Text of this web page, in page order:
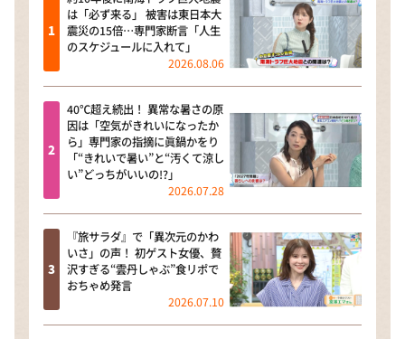
ザキ山小屋本館
ぺこぱのまるスポ
は「必ず来る」 被害は東日本大
震災の15倍…専門家断言「人生
のスケジュールに入れて」
2026.08.06
40℃超え続出！ 異常な暑さの原
因は「空気がきれいになったか
ら」専門家の指摘に眞鍋かをり
「“きれいで暑い”と“汚くて涼し
い”どっちがいいの!?」
2026.07.28
『旅サラダ』で「異次元のかわ
いさ」の声！ 初ゲスト女優、贅
沢すぎる“雲丹しゃぶ”食リポで
おちゃめ発言
2026.07.10